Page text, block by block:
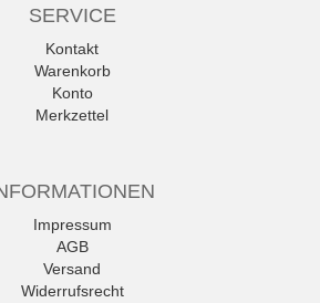
SERVICE
Kontakt
Warenkorb
Konto
Merkzettel
Impressum
AGB
Versand
Widerrufsrecht